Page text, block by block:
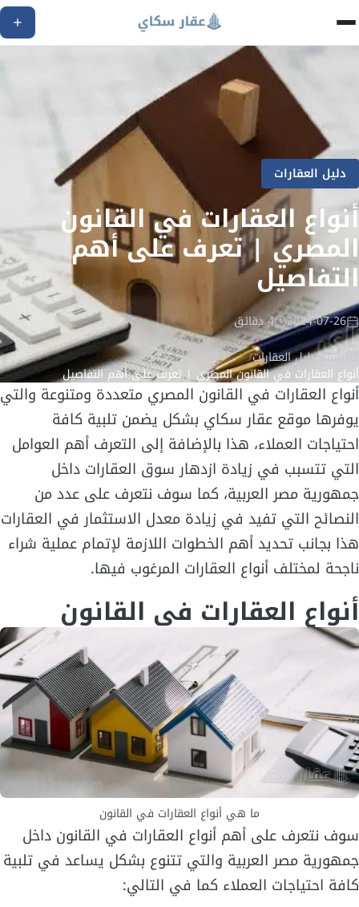
دليل العقارات
أنواع العقارات في القانون
المصري | تعرف على أهم
التفاصيل
2024-07-26 4 دقائق
الرئيسية/دليل العقارات/
أنواع العقارات في القانون المصري | تعرف على أهم التفاصيل
أنواع العقارات في القانون المصري متعددة ومتنوعة والتي
يوفرها موقع عقار سكاي بشكل يضمن تلبية كافة
احتياجات العملاء، هذا بالإضافة إلى التعرف أهم العوامل
التي تتسبب في زيادة ازدهار سوق العقارات داخل
جمهورية مصر العربية، كما سوف نتعرف على عدد من
النصائح التي تفيد في زيادة معدل الاستثمار في العقارات
هذا بجانب تحديد أهم الخطوات اللازمة لإتمام عملية شراء
ناجحة لمختلف أنواع العقارات المرغوب فيها.
أنواع العقارات في القانون
ما هي أنواع العقارات في القانون
سوف نتعرف على أهم أنواع العقارات في القانون داخل
جمهورية مصر العربية والتي تتنوع بشكل يساعد في تلبية
كافة احتياجات العملاء كما في التالي: